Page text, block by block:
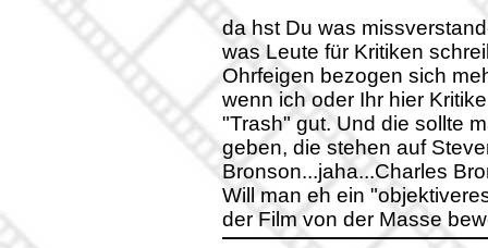
da hst Du was
was Leute für Kritiken
Ohrfeigen bezogen sich
wenn ich oder Ihr hier
"Trash" gut. Und die sollte
geben, die stehen auf
Bronson...jaha...Charles
Will man eh ein
der Film von der Masse